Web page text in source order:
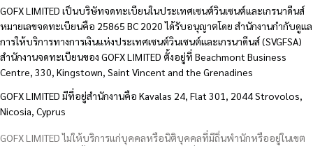
GOFX LIMITED เป็นบริษัทจดทะเบียนในประเทศเซนต์วินเซนต์และเกรนาดีนส์
หมายเลขจดทะเบียนคือ 25865 BC 2020 ได้รับอนุญาตโดย สำนักงานกำกับดูแล
การให้บริการทางการเงินแห่งประเทศเซนต์วินเซนต์และเกรนาดีนส์ (SVGFSA)
สำนักงานจดทะเบียนของ GOFX LIMITED ตั้งอยู่ที่ Beachmont Business
Centre, 330, Kingstown, Saint Vincent and the Grenadines
GOFX LIMITED มีที่อยู่สำนักงานคือ Kavalas 24, Flat 301, 2044 Strovolos,
Nicosia, Cyprus
GOFX LIMITED ไม่ให้บริการแก่บุคคลหรือนิติบุคคลที่มีถิ่นพำนักหรืออยู่ในเขต